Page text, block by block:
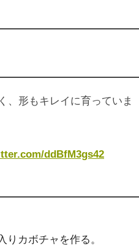
、形もキレイに育っていま
ddBfM3gs42
カボチャを作る。